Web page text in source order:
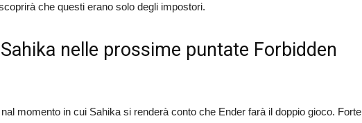
che questi erano solo degli impostori.
nelle prossime puntate Forbidden
momento in cui Sahika si renderà conto che Ender farà il doppio gioco. Forte